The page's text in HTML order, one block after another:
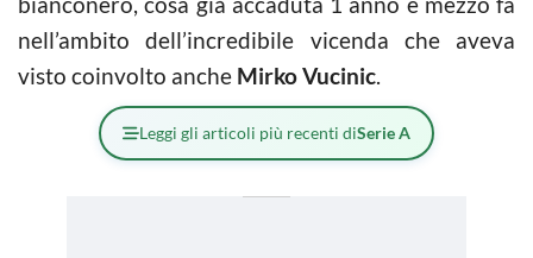
nell’ambito dell’incredibile vicenda che aveva
visto coinvolto anche Mirko Vucinic.
Leggi gli articoli più recenti diSerie A